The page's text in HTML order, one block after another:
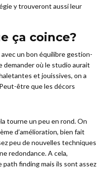
y trouveront aussi leur
ça coince?
un bon équilibre gestion-
où le studio aurait
et jouissives, on a
être que les décors
tourne un peu en rond. On
d’amélioration, bien fait
peu de nouvelles techniques
redondance. A cela,
finding mais ils sont assez